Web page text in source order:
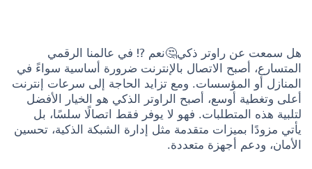
هل سمعت عن راوتر ذكي🤔نعم ⁉️ في عالمنا الرقمي
المتسارع، أصبح الاتصال بالإنترنت ضرورة أساسية سواءً في
المنازل أو المؤسسات. ومع تزايد الحاجة إلى سرعات إنترنت
أعلى وتغطية أوسع، أصبح الراوتر الذكي هو الخيار الأفضل
لتلبية هذه المتطلبات. فهو لا يوفر فقط اتصالًا سلسًا، بل
يأتي مزودًا بميزات متقدمة مثل إدارة الشبكة الذكية، تحسين
الأمان، ودعم أجهزة متعددة.